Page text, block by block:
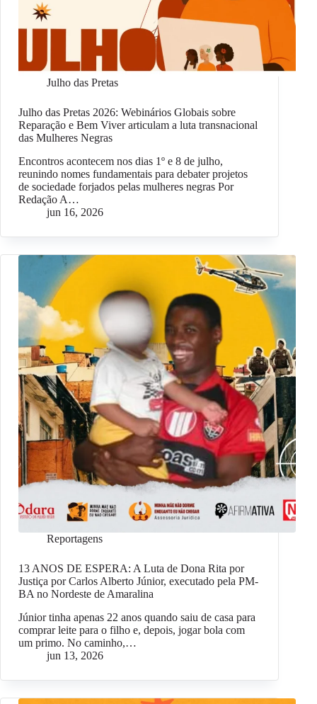
Julho das Pretas
Julho das Pretas 2026: Webinários Globais sobre
Reparação e Bem Viver articulam a luta transnacional
das Mulheres Negras
Encontros acontecem nos dias 1º e 8 de julho,
reunindo nomes fundamentais para debater projetos
de sociedade forjados pelas mulheres negras Por
Redação A…
jun 16, 2026
Reportagens
13 ANOS DE ESPERA: A Luta de Dona Rita por
Justiça por Carlos Alberto Júnior, executado pela PM-
BA no Nordeste de Amaralina
Júnior tinha apenas 22 anos quando saiu de casa para
comprar leite para o filho e, depois, jogar bola com
um primo. No caminho,…
jun 13, 2026